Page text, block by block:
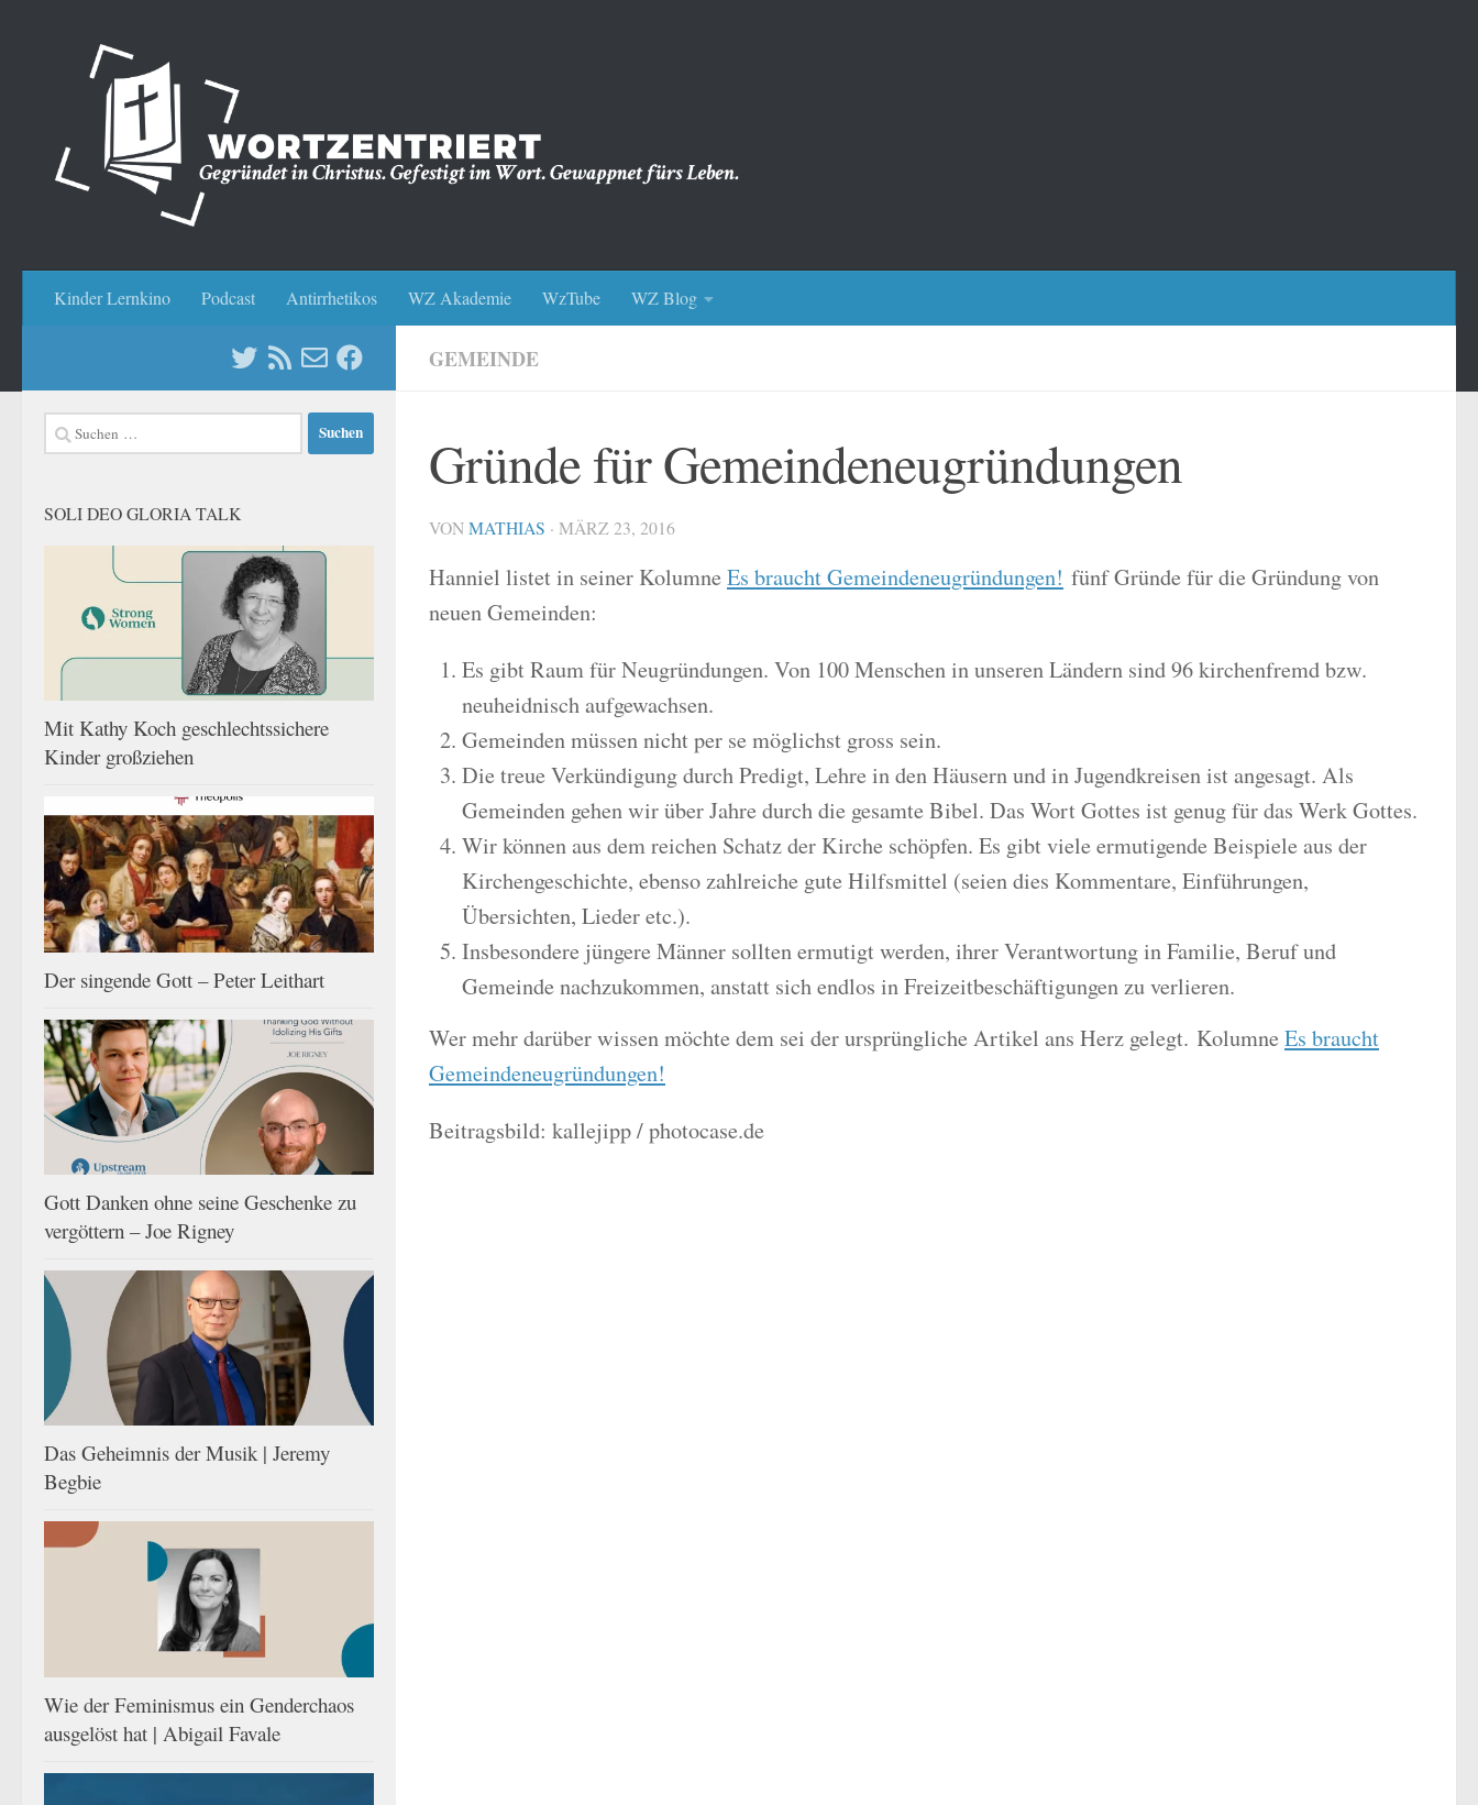
Kinder Lernkino Podcast Antirrhetikos WZ Akademie WzTube WZ Blog
GEMEINDE
Gründe für Gemeindeneugründungen
VONMATHIAS · MÄRZ 23, 2016
Hanniel listet in seiner KolumneEs braucht Gemeindeneugründungen! fünf Gründe für die Gründung von
neuen Gemeinden:
Es gibt Raum für Neugründungen. Von 100 Menschen in unseren Ländern sind 96 kirchenfremd bzw.
neuheidnisch aufgewachsen.
Gemeinden müssen nicht per se möglichst gross sein.
Die treue Verkündigung durch Predigt, Lehre in den Häusern und in Jugendkreisen ist angesagt. Als
Gemeinden gehen wir über Jahre durch die gesamte Bibel. Das Wort Gottes ist genug für das Werk Gottes.
Wir können aus dem reichen Schatz der Kirche schöpfen. Es gibt viele ermutigende Beispiele aus der
Kirchengeschichte, ebenso zahlreiche gute Hilfsmittel (seien dies Kommentare, Einführungen,
Übersichten, Lieder etc.).
Insbesondere jüngere Männer sollten ermutigt werden, ihrer Verantwortung in Familie, Beruf und
Gemeinde nachzukommen, anstatt sich endlos in Freizeitbeschäftigungen zu verlieren.
Wer mehr darüber wissen möchte dem sei der ursprüngliche Artikel ans Herz gelegt. KolumneEs braucht
Gemeindeneugründungen!
Beitragsbild: kallejipp / photocase.de
Suchen
nach:
SOLI DEO GLORIA TALK
Mit Kathy Koch geschlechtssichere
Kinder großziehen
Der singende Gott – Peter Leithart
Gott Danken ohne seine Geschenke zu
vergöttern – Joe Rigney
Das Geheimnis der Musik | Jeremy
Begbie
Wie der Feminismus ein Genderchaos
ausgelöst hat | Abigail Favale